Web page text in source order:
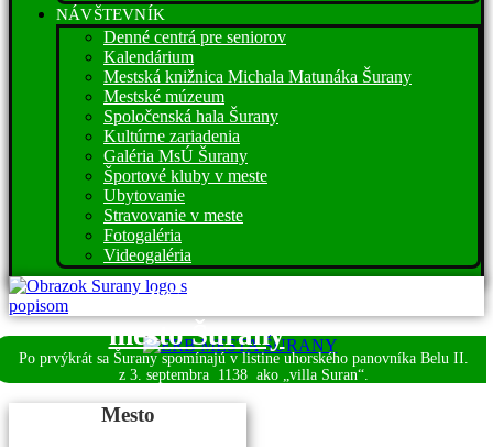
NÁVŠTEVNÍK
Denné centrá pre seniorov
Kalendárium
Mestská knižnica Michala Matunáka Šurany
Mestské múzeum
Spoločenská hala Šurany
Kultúrne zariadenia
Galéria MsÚ Šurany
Športové kluby v meste
Ubytovanie
Stravovanie v meste
Fotogaléria
Videogaléria
Víta vás
mesto Šurany
Po prvýkrát sa Šurany spomínajú v listine uhorského panovníka Belu II.
z 3. septembra 1138 ako „villa Suran“.
Mesto